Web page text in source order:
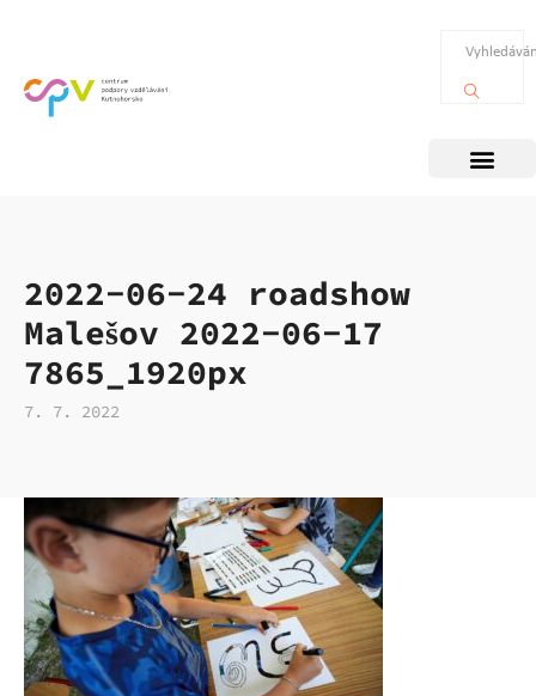
2022-06-24 roadshow
Malešov 2022-06-17
7865_1920px
7. 7. 2022